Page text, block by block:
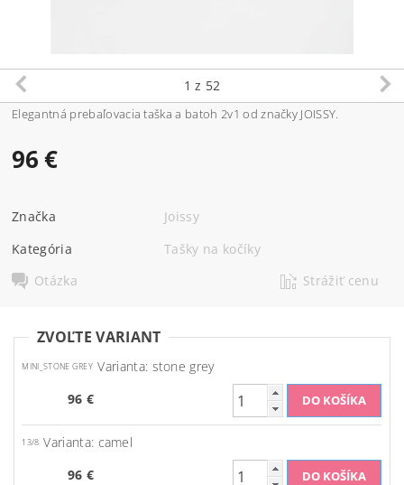
1 z 52
Elegantná prebaľovacia taška a batoh 2v1 od značky JOISSY.
96 €
Značka
Joissy
Kategória
Tašky na kočíky
Otázka
Strážiť cenu
ZVOĽTE VARIANT
MINI_STONE GREY Varianta: stone grey
96 €
13/8 Varianta: camel
96 €